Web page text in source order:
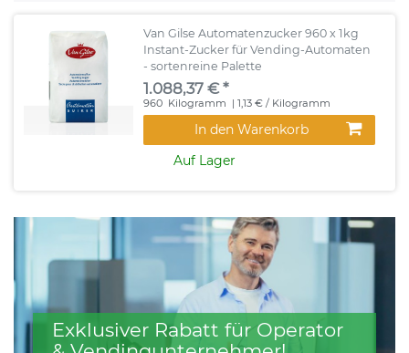
Van Gilse Automatenzucker 960 x 1kg
Instant-Zucker für Vending-Automaten
- sortenreine Palette
1.088,37 € *
960 Kilogramm | 1,13 € / Kilogramm
In den Warenkorb
Auf Lager
Exklusiver Rabatt für Operator